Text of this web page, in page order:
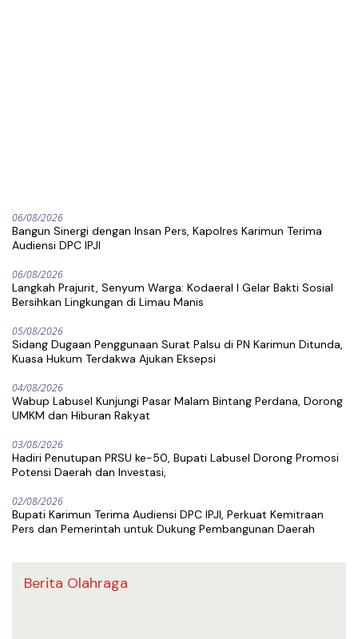
06/08/2026
Bangun Sinergi dengan Insan Pers, Kapolres Karimun Terima
Audiensi DPC IPJI
06/08/2026
Langkah Prajurit, Senyum Warga: Kodaeral I Gelar Bakti Sosial
Bersihkan Lingkungan di Limau Manis
05/08/2026
Sidang Dugaan Penggunaan Surat Palsu di PN Karimun Ditunda,
Kuasa Hukum Terdakwa Ajukan Eksepsi
04/08/2026
Wabup Labusel Kunjungi Pasar Malam Bintang Perdana, Dorong
UMKM dan Hiburan Rakyat
03/08/2026
Hadiri Penutupan PRSU ke-50, Bupati Labusel Dorong Promosi
Potensi Daerah dan Investasi,
02/08/2026
Bupati Karimun Terima Audiensi DPC IPJI, Perkuat Kemitraan
Pers dan Pemerintah untuk Dukung Pembangunan Daerah
Berita Olahraga